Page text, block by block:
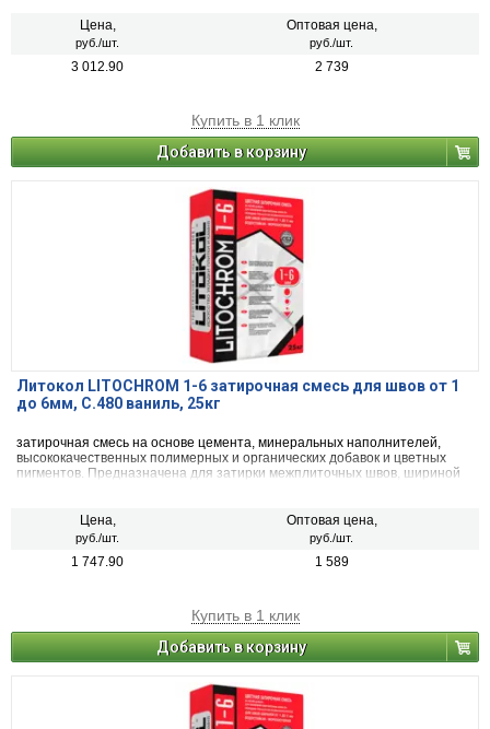
агломератом.
Цена,
руб./шт.
Оптовая цена,
руб./шт.
3 012.90 2 739
Купить в 1 клик
Добавить в корзину
Литокол LITOCHROM 1-6 затирочная смесь для швов от 1
до 6мм, C.480 ваниль, 25кг
затирочная смесь на основе цемента, минеральных наполнителей,
высококачественных полимерных и органических добавок и цветных
пигментов. Предназначена для затирки межплиточных швов, шириной
агломератом.
Цена,
руб./шт.
Оптовая цена,
руб./шт.
1 747.90 1 589
Купить в 1 клик
Добавить в корзину